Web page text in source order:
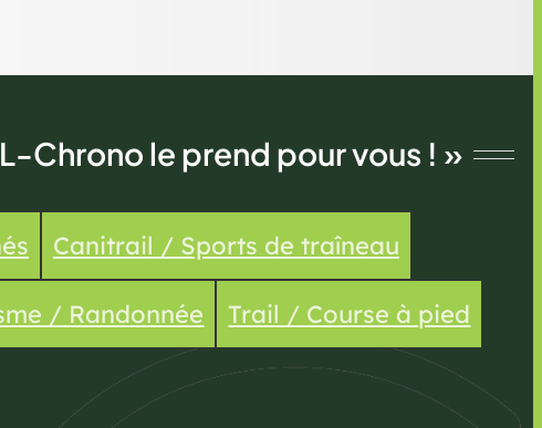
Chrono le prend pour vous ! »
Canitrail / Sports de traîneau
/ Randonnée Trail / Course à pied